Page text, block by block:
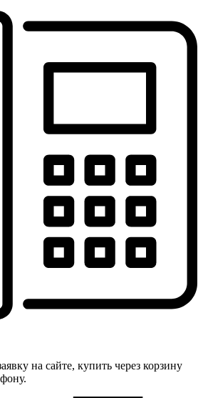
на сайте, купить через корзину